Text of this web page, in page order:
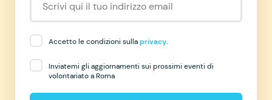
Accetto le condizioni sullaprivacy.
Inviatemi gli aggiornamenti sui prossimi eventi di
volontariato a Roma